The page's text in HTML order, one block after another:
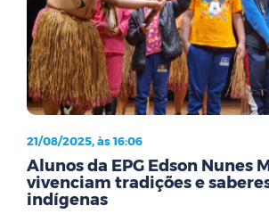
21/08/2025, às 16:06
Alunos da EPG Edson Nunes
vivenciam tradições e
indígenas